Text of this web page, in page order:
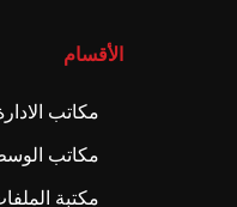
الأقسام
مكاتب
مكاتب
مكتبة